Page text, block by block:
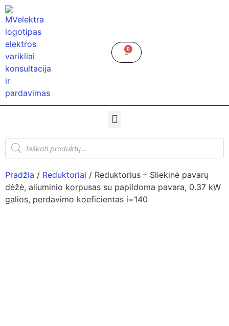
0
Pradžia / Reduktoriai / Reduktorius – Sliekinė pavarų
dėžė, aliuminio korpusas su papildoma pavara, 0.37 kW
galios, perdavimo koeficientas i=140